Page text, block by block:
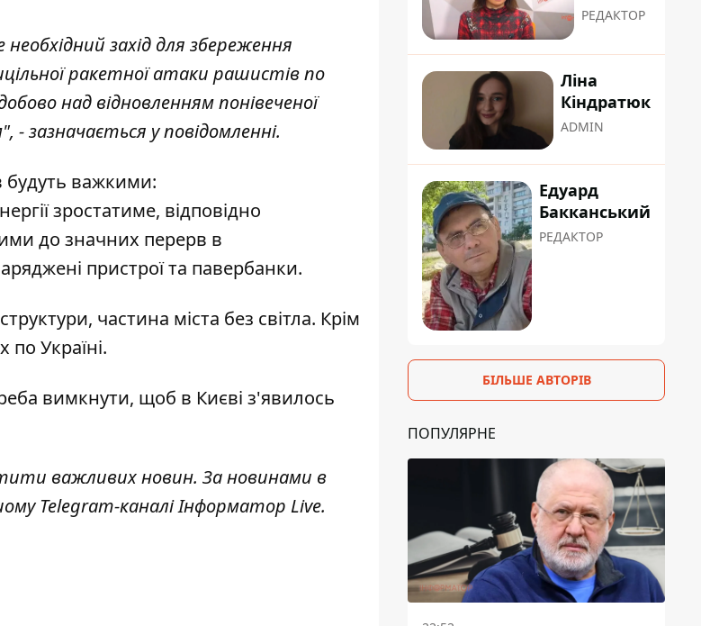
захід для збереження
ракетної атаки рашистів по
над відновленням понівеченої
зазначається у повідомленні.
будуть важкими:
зростатиме, відповідно
до значних перерв в
пристрої та павербанки.
, частина міста без світла. Крім
по Україні.
вимкнути, щоб в Києві з'явилось
важливих новин. За новинами в
Telegram-каналіІнформатор Live.
РЕДАКТОР
Ліна
Кіндратюк
ADMIN
Едуард
Бакканський
РЕДАКТОР
БІЛЬШЕ АВТОРІВ
ПОПУЛЯРНЕ